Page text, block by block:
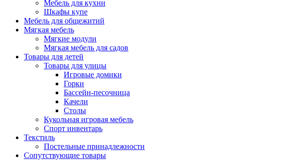
Мебель для кухни
Шкафы купе
Мебель для общежитий
Мягкая мебель
Мягкие модули
Мягкая мебель для садов
Товары для детей
Товары для улицы
Игровые домики
Горки
Бассейн-песочница
Качели
Столы
Кукольная игровая мебель
Спорт инвентарь
Текстиль
Постельные принадлежности
Сопутствующие товары